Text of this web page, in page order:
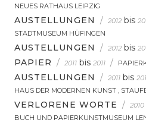
NEUES RATHAUS LEIPZIG
AUSTELLUNGEN / 2012 bis
STADTMUSEUM HÜFINGEN
AUSTELLUNGEN / 2012 bis
PAPIER / 2011 bis 2011 /
AUSTELLUNGEN / 2011 bis
HAUS DER MODERNEN KUNST ,
VERLORENE WORTE / 2010
BUCH UND PAPIERKUNSTMUSEUM